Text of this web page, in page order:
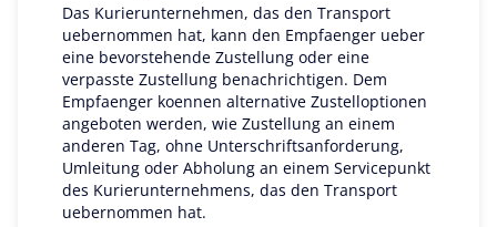
Das Kurierunternehmen, das den Transport
uebernommen hat, kann den Empfaenger ueber
eine bevorstehende Zustellung oder eine
verpasste Zustellung benachrichtigen. Dem
Empfaenger koennen alternative Zustelloptionen
angeboten werden, wie Zustellung an einem
anderen Tag, ohne Unterschriftsanforderung,
Umleitung oder Abholung an einem Servicepunkt
des Kurierunternehmens, das den Transport
uebernommen hat.